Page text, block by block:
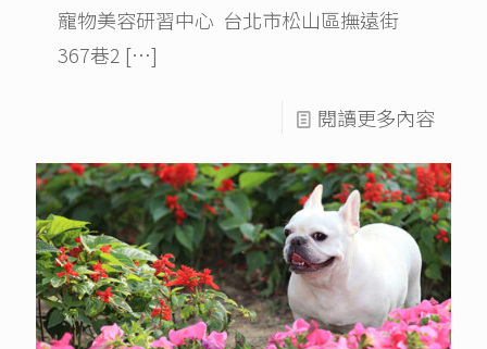
寵物美容研習中心 台北市松山區撫遠街
367巷2 […]
閱讀更多內容